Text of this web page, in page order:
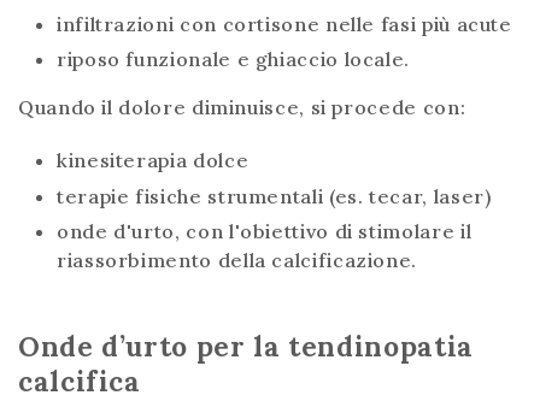
infiltrazioni con cortisone nelle fasi più acute
riposo funzionale e ghiaccio locale.
Quando il dolore diminuisce, si procede con:
kinesiterapia dolce
terapie fisiche strumentali (es. tecar, laser)
onde d'urto, con l'obiettivo di stimolare il
riassorbimento della calcificazione.
Onde d’urto per la tendinopatia
calcifica